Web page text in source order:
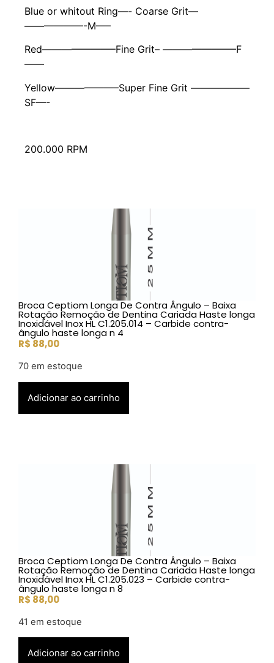
Blue or whitout Ring—- Coarse Grit—
——————-M—–
Red———————–Fine Grit– ———————–F
——
Yellow——————–Super Fine Grit ——————
SF—-
200.000 RPM
Broca Ceptiom Longa De Contra Ângulo – Baixa
Rotação Remoção de Dentina Cariada Haste longa
Inoxidável Inox HL C1.205.014 – Carbide contra-
ângulo haste longa n 4
R$ 88,00
70 em estoque
Adicionar ao carrinho
Broca Ceptiom Longa De Contra Ângulo – Baixa
Rotação Remoção de Dentina Cariada Haste longa
Inoxidável Inox HL C1.205.023 – Carbide contra-
ângulo haste longa n 8
R$ 88,00
41 em estoque
Adicionar ao carrinho